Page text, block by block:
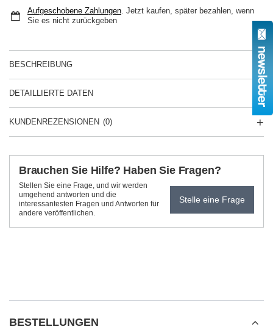
Aufgeschobene Zahlungen. Jetzt kaufen, später bezahlen, wenn
Sie es nicht zurückgeben
BESCHREIBUNG
DETAILLIERTE DATEN
KUNDENREZENSIONEN (0)
Brauchen Sie Hilfe? Haben Sie Fragen?
Stellen Sie eine Frage, und wir werden
umgehend antworten und die
interessantesten Fragen und Antworten für
andere veröffentlichen.
Stelle eine Frage
BESTELLUNGEN